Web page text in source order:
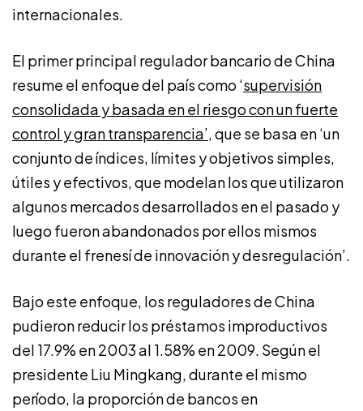
internacionales.
El primer principal regulador bancario de China
resume el enfoque del país como ‘supervisión
consolidada y basada en el riesgo con un fuerte
control y gran transparencia’, que se basa en ‘un
conjunto de índices, límites y objetivos simples,
útiles y efectivos, que modelan los que utilizaron
algunos mercados desarrollados en el pasado y
luego fueron abandonados por ellos mismos
durante el frenesí de innovación y desregulación’.
Bajo este enfoque, los reguladores de China
pudieron reducir los préstamos improductivos
del 17.9% en 2003 al 1.58% en 2009. Según el
presidente Liu Mingkang, durante el mismo
período, la proporción de bancos en